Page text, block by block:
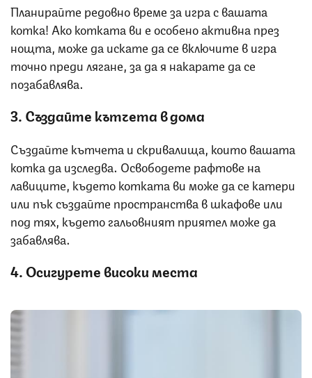
Планирайте редовно време за игра с вашата
котка! Ако котката ви е особено активна през
нощта, може да искате да се включите в игра
точно преди лягане, за да я накарате да се
позабавлява.
3. Създайте кътчета в дома
Създайте кътчета и скривалища, които вашата
котка да изследва. Освободете рафтове на
лавиците, където котката ви може да се катери
или пък създайте пространства в шкафове или
под тях, където гальовният приятел може да
забавлява.
4. Осигурете високи места